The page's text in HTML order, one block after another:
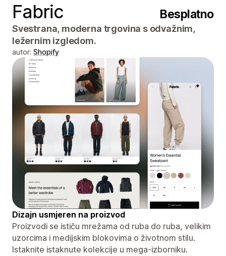
Fabric Besplatno
Svestrana, moderna trgovina s odvažnim,
ležernim izgledom.
autor: Shopify
Dizajn usmjeren na proizvod
Proizvodi se ističu mrežama od ruba do ruba, velikim
uzorcima i medijskim blokovima o životnom stilu.
Istaknite istaknute kolekcije u mega-izborniku.